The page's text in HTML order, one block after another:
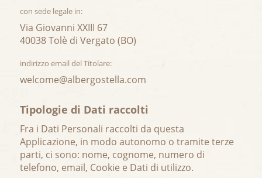
con sede legale in:
Via Giovanni XXIII 67
40038 Tolè di Vergato (BO)
indirizzo email del Titolare:
welcome@albergostella.com
Tipologie di Dati raccolti
Fra i Dati Personali raccolti da questa
Applicazione, in modo autonomo o tramite terze
parti, ci sono: nome, cognome, numero di
telefono, email, Cookie e Dati di utilizzo.